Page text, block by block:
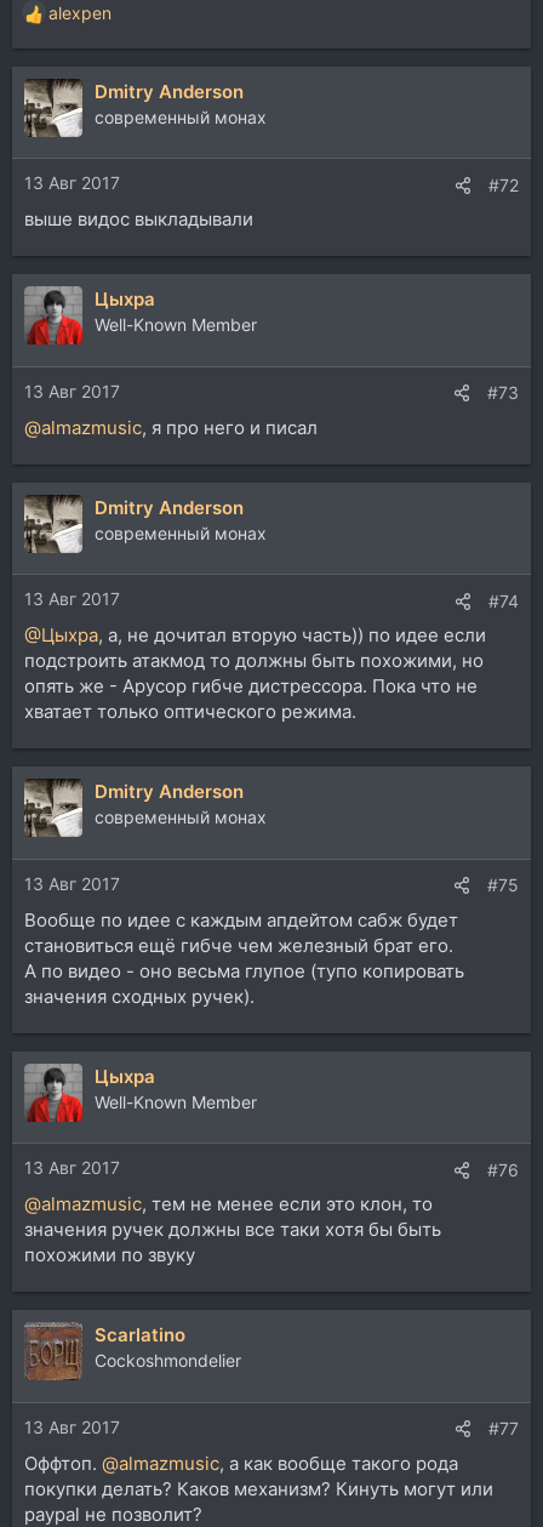
Р
е
а
к
ц
и
и
:
alexpen
Dmitry Anderson
современный монах
13 Авг 2017 #72
выше видос выкладывали
Цыхра
Well-Known Member
13 Авг 2017 #73
@almazmusic, я про него и писал
Dmitry Anderson
современный монах
13 Авг 2017 #74
@Цыхра, а, не дочитал вторую часть)) по идее если
подстроить атакмод то должны быть похожими, но
опять же - Арусор гибче дистрессора. Пока что не
хватает только оптического режима.
Dmitry Anderson
современный монах
13 Авг 2017 #75
Вообще по идее с каждым апдейтом сабж будет
становиться ещё гибче чем железный брат его.
А по видео - оно весьма глупое (тупо копировать
значения сходных ручек).
Цыхра
Well-Known Member
13 Авг 2017 #76
@almazmusic, тем не менее если это клон, то
значения ручек должны все таки хотя бы быть
похожими по звуку
Scarlatino
Cockoshmondelier
13 Авг 2017 #77
Оффтоп. @almazmusic, а как вообще такого рода
покупки делать? Каков механизм? Кинуть могут или
paypal не позволит?